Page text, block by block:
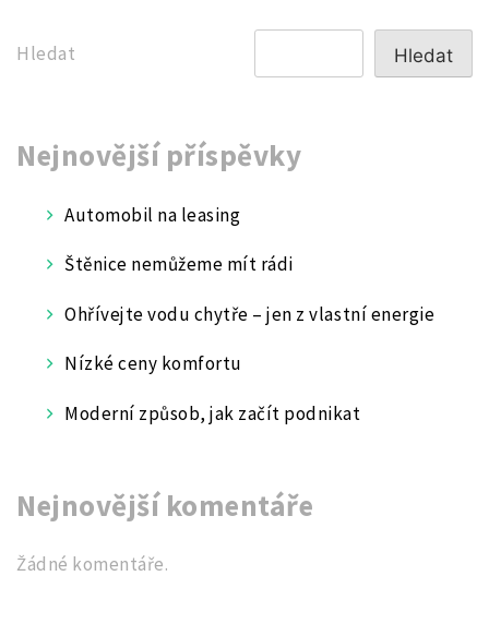
Hledat Hledat
Nejnovější příspěvky
Automobil na leasing
Štěnice nemůžeme mít rádi
Ohřívejte vodu chytře – jen z vlastní energie
Nízké ceny komfortu
Moderní způsob, jak začít podnikat
Nejnovější komentáře
Žádné komentáře.